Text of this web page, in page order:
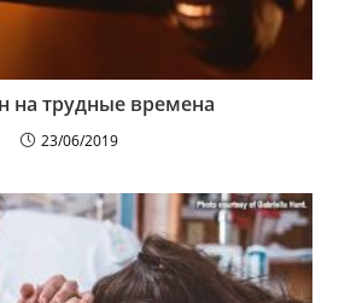
на трудные времена
23/06/2019